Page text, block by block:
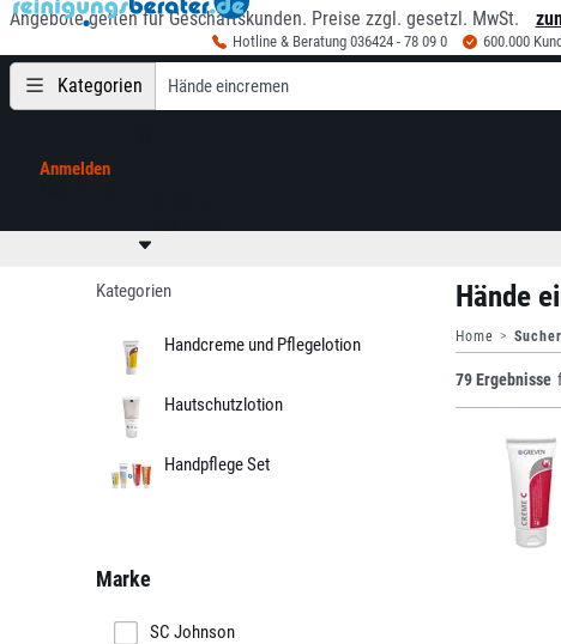
Angebote gelten für Geschäftskunden. Preise zzgl. gesetzl. MwSt.
Hotline & Beratung 036424 - 78 09 0 600.000
Kategorien
Anmelden
Kategorien
Handcreme und Pflegelotion
Hautschutzlotion
Handpflege Set
Marke
SC Johnson
Hände
Home
79 Ergebnisse